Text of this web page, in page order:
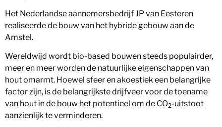
Het Nederlandse aannemersbedrijf JP van Eesteren
realiseerde de bouw van het hybride gebouw aan de
Amstel.
Wereldwijd wordt bio-based bouwen steeds populairder,
meer en meer worden de natuurlijke eigenschappen van
hout omarmt. Hoewel sfeer en akoestiek een belangrijke
factor zijn, is de belangrijkste drijfveer voor de toename
van hout in de bouw het potentieel om de CO2-uitstoot
aanzienlijk te verminderen.